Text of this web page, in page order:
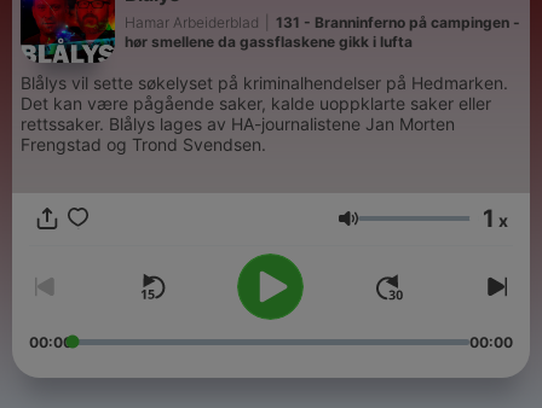
Hamar Arbeiderblad
131 - Branninferno på campingen -
hør smellene da gassflaskene gikk i lufta
Blålys vil sette søkelyset på kriminalhendelser på Hedmarken.
Det kan være pågående saker, kalde uoppklarte saker eller
rettssaker. Blålys lages av HA-journalistene Jan Morten
Frengstad og Trond Svendsen.
Volym 1 x
00:00 00:00